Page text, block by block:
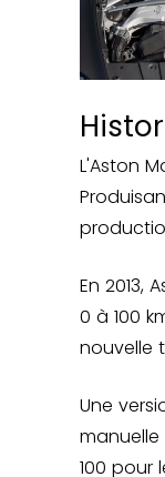
L'Aston
En 2013,
0 à 100
nouvelle
Une
100 pour